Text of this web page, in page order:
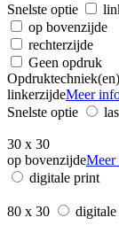
Snelste optie
op bovenzijde
rechterzijde
Geen opdruk
Opdruktechniek(en)
linkerzijdeMeer
Snelste optie
30 x 30
op bovenzijdeMeer
digitale print
80 x 30